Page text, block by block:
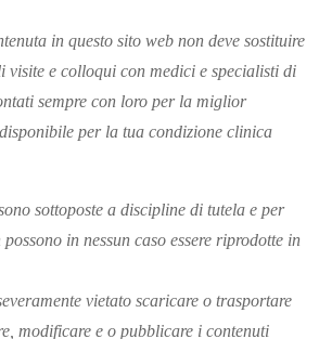
in questo sito web non deve sostituire
visite e colloqui con medici e specialisti di
sempre con loro per la miglior
per la tua condizione clinica
sottoposte a discipline di tutela e per
in nessun caso essere riprodotte in
vietato scaricare o trasportare
modificare e o pubblicare i contenuti